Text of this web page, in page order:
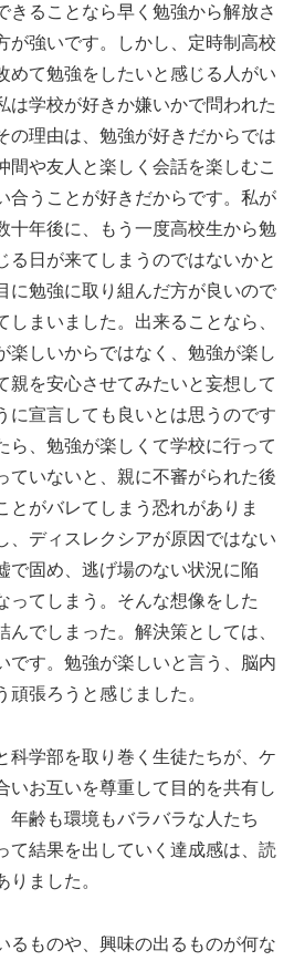
きることなら早く勉強から解放さ
が強いです。しかし、定時制高校
めて勉強をしたいと感じる人がい
は学校が好きか嫌いかで問われた
の理由は、勉強が好きだからでは
間や友人と楽しく会話を楽しむこ
合うことが好きだからです。私が
十年後に、もう一度高校生から勉
る日が来てしまうのではないかと
に勉強に取り組んだ方が良いので
しまいました。出来ることなら、
楽しいからではなく、勉強が楽し
親を安心させてみたいと妄想して
に宣言しても良いとは思うのです
ら、勉強が楽しくて学校に行って
ていないと、親に不審がられた後
とがバレてしまう恐れがありま
、ディスレクシアが原因ではない
で固め、逃げ場のない状況に陥
ってしまう。そんな想像をした
んでしまった。解決策としては、
です。勉強が楽しいと言う、脳内
頑張ろうと感じました。
学部を取り巻く生徒たちが、ケ
いお互いを尊重して目的を共有し
年齢も環境もバラバラな人たち
て結果を出していく達成感は、読
りました。
ものや、興味の出るものが何な